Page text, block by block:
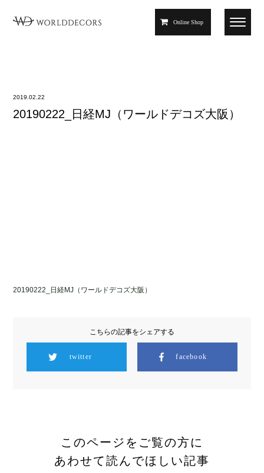
Online Shop
2019.02.22
20190222_日経MJ（ワールドデコズ大阪）
20190222_日経MJ（ワールドデコズ大阪）
こちらの記事をシェアする
twitter facebook
このページをご覧の方に
あわせて読んでほしい記事